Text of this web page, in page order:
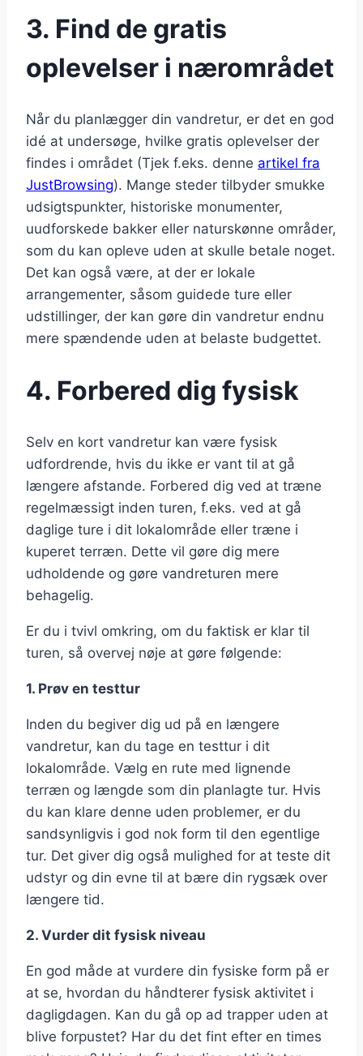
3. Find de gratis
oplevelser i nærområdet
Når du planlægger din vandretur, er det en god
idé at undersøge, hvilke gratis oplevelser der
findes i området (Tjek f.eks. denne artikel fra
JustBrowsing). Mange steder tilbyder smukke
udsigtspunkter, historiske monumenter,
uudforskede bakker eller naturskønne områder,
som du kan opleve uden at skulle betale noget.
Det kan også være, at der er lokale
arrangementer, såsom guidede ture eller
udstillinger, der kan gøre din vandretur endnu
mere spændende uden at belaste budgettet.
4. Forbered dig fysisk
Selv en kort vandretur kan være fysisk
udfordrende, hvis du ikke er vant til at gå
længere afstande. Forbered dig ved at træne
regelmæssigt inden turen, f.eks. ved at gå
daglige ture i dit lokalområde eller træne i
kuperet terræn. Dette vil gøre dig mere
udholdende og gøre vandreturen mere
behagelig.
Er du i tvivl omkring, om du faktisk er klar til
turen, så overvej nøje at gøre følgende:
1. Prøv en testtur
Inden du begiver dig ud på en længere
vandretur, kan du tage en testtur i dit
lokalområde. Vælg en rute med lignende
terræn og længde som din planlagte tur. Hvis
du kan klare denne uden problemer, er du
sandsynligvis i god nok form til den egentlige
tur. Det giver dig også mulighed for at teste dit
udstyr og din evne til at bære din rygsæk over
længere tid.
2. Vurder dit fysisk niveau
En god måde at vurdere din fysiske form på er
at se, hvordan du håndterer fysisk aktivitet i
dagligdagen. Kan du gå op ad trapper uden at
blive forpustet? Har du det fint efter en times